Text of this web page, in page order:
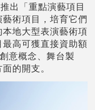
出「重點演藝項目
術項目，培育它們
地大型表演藝術項
高可獲直接資助額
意概念、舞台製
的開支。